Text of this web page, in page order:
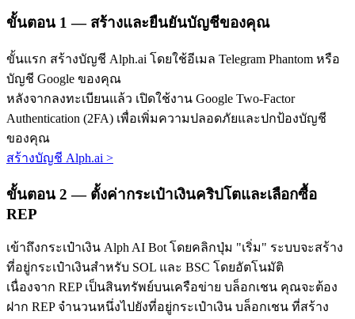
เรียนรู้ Staking
เรียนรู้เกี่ยวกับการสร้างรายได้แบบพาสซีฟ
Bitrue AI
พันธมิตร Bitrue
ขั้นตอน 1 — สร้างและยืนยันบัญชีของคุณ
ขั้นแรก สร้างบัญชี Alph.ai โดยใช้อีเมล Telegram Phantom หรือ
บัญชี Google ของคุณ
หลังจากลงทะเบียนแล้ว เปิดใช้งาน Google Two-Factor
Authentication (2FA) เพื่อเพิ่มความปลอดภัยและปกป้องบัญชี
ของคุณ
สร้างบัญชี Alph.ai >
ขั้นตอน 2 — ตั้งค่ากระเป๋าเงินคริปโตและเลือกซื้อ
REP
เข้าถึงกระเป๋าเงิน Alph AI Bot โดยคลิกปุ่ม "เริ่ม" ระบบจะสร้าง
ที่อยู่กระเป๋าเงินสำหรับ SOL และ BSC โดยอัตโนมัติ
เนื่องจาก REP เป็นสินทรัพย์บนเครือข่าย บล็อกเชน คุณจะต้อง
ฝาก REP จำนวนหนึ่งไปยังที่อยู่กระเป๋าเงิน บล็อกเชน ที่สร้าง